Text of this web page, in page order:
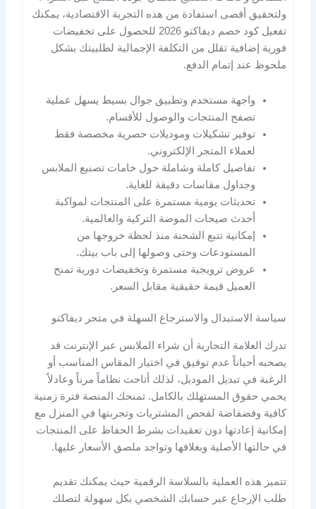
ولتحقيق أقصى استفادة من هذه التجربة الاقتصادية، يمكنك
تفعيل كود خصم ديفاكتو 2026 للحصول على تخفيضات
فورية إضافية تقلل من التكلفة الإجمالية لطلبيتك بشكل
ملحوظ عند إتمام الدفع.
واجهة مستخدم وتطبيق جوال بسيط يسهل عملية
تصفح المنتجات والوصول للأقسام.
توفير تشكيلات وموديلات حصرية مخصصة فقط
لعملاء المتجر الإلكتروني.
تفاصيل كاملة وشاملة حول خامات تصنيع الملابس
وجداول مقاسات دقيقة للغاية.
تحديثات يومية مستمرة على المنتجات لمواكبة
أحدث صيحات الموضة التركية والعالمية.
إمكانية تتبع الشحنة منذ لحظة خروجها من
المستودعات وحتى وصولها إلى باب بيتك.
عروض ترويجية مستمرة وتخفيضات دورية تمنح
العميل قيمة حقيقية مقابل السعر.
سياسة الاستبدال والاسترجاع السهلة في متجر ديفاكتو
تدرك العلامة التجارية أن شراء الملابس عبر الإنترنت قد
يصحبه أحياناً عدم توفيق في اختيار المقاس المناسب أو
الرغبة في تبديل الموديل، لذلك أتاحت نظاماً مرناً وعادلاً
يحمي حقوق المستهلك بالكامل. تمنحك المنصة فترة زمنية
كافية وفضفاضة لفحص المشتريات وتجربتها في المنزل مع
إمكانية إعادتها دون تعقيدات بشرط الحفاظ على المنتجات
في حالتها الأصلية وبغلافها وتواجد ملصق الأسعار عليها.
تتميز هذه العملية بالسلاسة الرقمية حيث يمكنك تقديم
طلب الإرجاع عبر حسابك الشخصي بكل سهولة لتصلك